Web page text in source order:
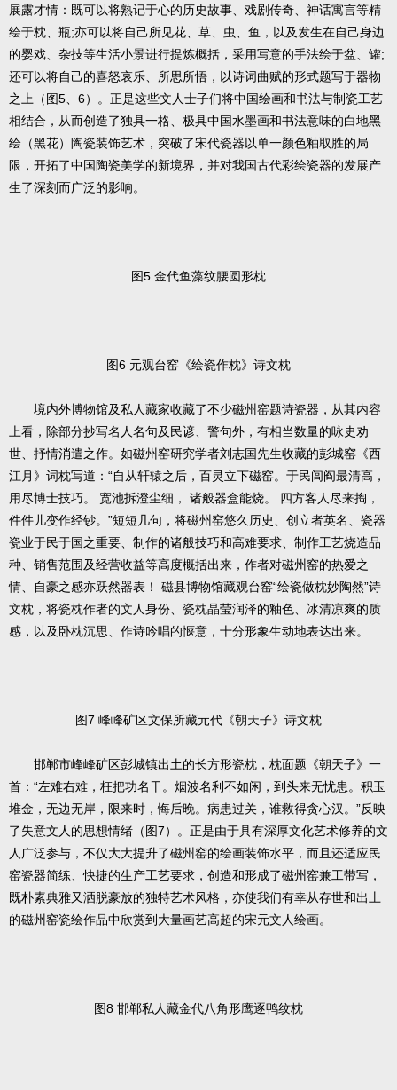
展露才情：既可以将熟记于心的历史故事、戏剧传奇、神话寓言等精
绘于枕、瓶;亦可以将自己所见花、草、虫、鱼，以及发生在自己身边
的婴戏、杂技等生活小景进行提炼概括，采用写意的手法绘于盆、罐;
还可以将自己的喜怒哀乐、所思所悟，以诗词曲赋的形式题写于器物
之上（图5、6）。正是这些文人士子们将中国绘画和书法与制瓷工艺
相结合，从而创造了独具一格、极具中国水墨画和书法意味的白地黑
绘（黑花）陶瓷装饰艺术，突破了宋代瓷器以单一颜色釉取胜的局
限，开拓了中国陶瓷美学的新境界，并对我国古代彩绘瓷器的发展产
生了深刻而广泛的影响。
图5 金代鱼藻纹腰圆形枕
图6 元观台窑《绘瓷作枕》诗文枕
境内外博物馆及私人藏家收藏了不少磁州窑题诗瓷器，从其内容
上看，除部分抄写名人名句及民谚、警句外，有相当数量的咏史劝
世、抒情消遣之作。如磁州窑研究学者刘志国先生收藏的彭城窑《西
江月》词枕写道：“自从轩辕之后，百灵立下磁窑。于民闾阎最清高，
用尽博士技巧。 宽池拆澄尘细， 诸般器盒能烧。 四方客人尽来掏，
件件儿变作经钞。”短短几句，将磁州窑悠久历史、创立者英名、瓷器
瓷业于民于国之重要、制作的诸般技巧和高难要求、制作工艺烧造品
种、销售范围及经营收益等高度概括出来，作者对磁州窑的热爱之
情、自豪之感亦跃然器表！ 磁县博物馆藏观台窑“绘瓷做枕妙陶然”诗
文枕，将瓷枕作者的文人身份、瓷枕晶莹润泽的釉色、冰清凉爽的质
感，以及卧枕沉思、作诗吟唱的惬意，十分形象生动地表达出来。
图7 峰峰矿区文保所藏元代《朝天子》诗文枕
邯郸市峰峰矿区彭城镇出土的长方形瓷枕，枕面题《朝天子》一
首：“左难右难，枉把功名干。烟波名利不如闲，到头来无忧患。积玉
堆金，无边无岸，限来时，悔后晚。病患过关，谁救得贪心汉。”反映
了失意文人的思想情绪（图7）。正是由于具有深厚文化艺术修养的文
人广泛参与，不仅大大提升了磁州窑的绘画装饰水平，而且还适应民
窑瓷器简练、快捷的生产工艺要求，创造和形成了磁州窑兼工带写，
既朴素典雅又洒脱豪放的独特艺术风格，亦使我们有幸从存世和出土
的磁州窑瓷绘作品中欣赏到大量画艺高超的宋元文人绘画。
图8 邯郸私人藏金代八角形鹰逐鸭纹枕